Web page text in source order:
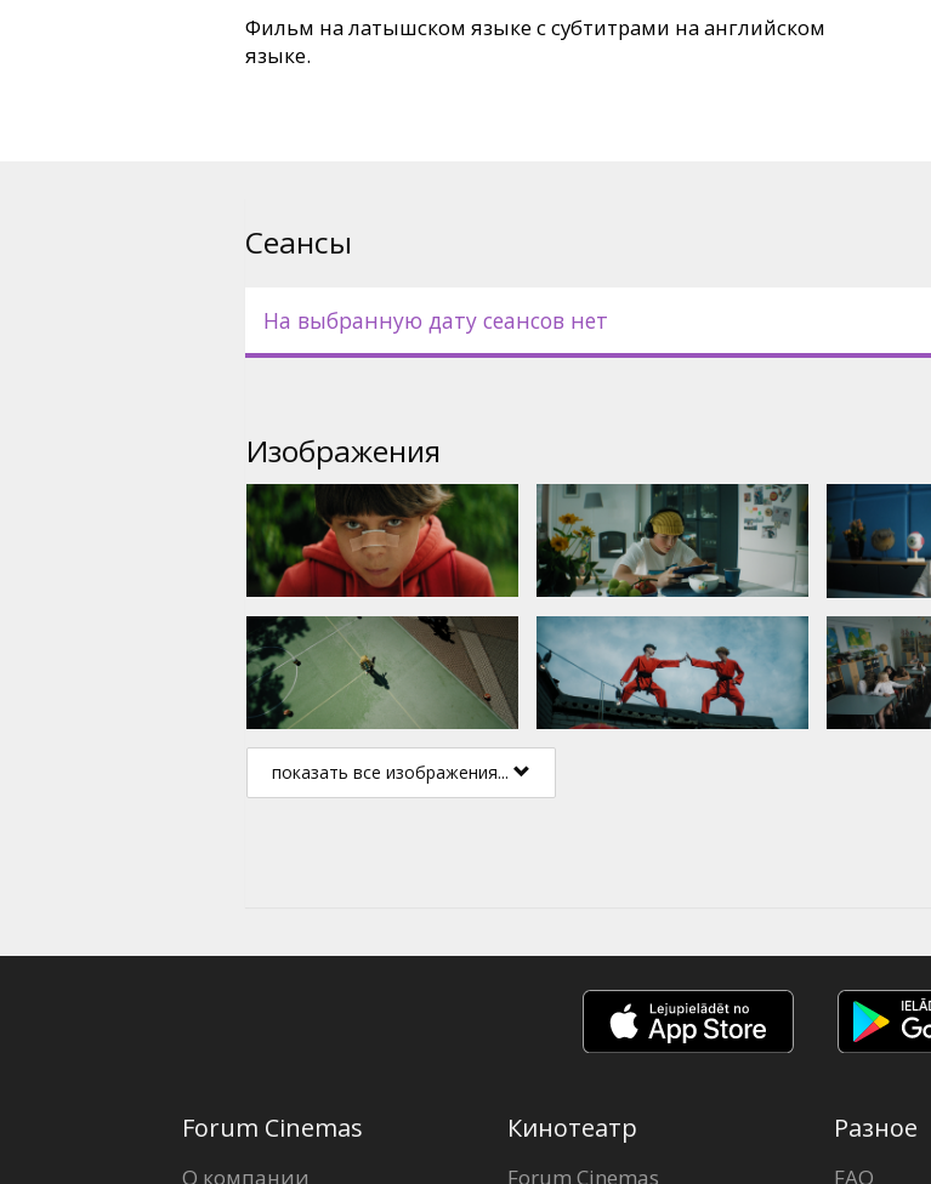
Фильм на латышском языке с субтитрами на английском
языке.
Сеансы
На выбранную дату сеансов нет
Изображения
показать все изображения...
Forum Cinemas
О компании
Кинотеатр
Forum Cinemas
Разное
FAQ